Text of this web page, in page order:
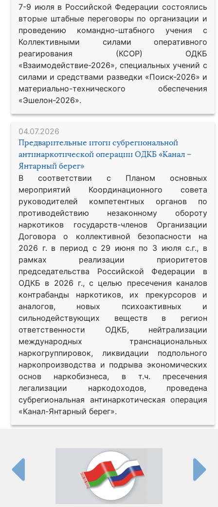
7-9 июля в Российской Федерации состоялись
вторые штабные переговоры по организации и
проведению командно-штабного учения с
Коллективными силами оперативного
реагирования (КСОР) ОДКБ
«Взаимодействие-2026», специальных учений с
силами и средствами разведки «Поиск-2026» и
материально-технического обеспечения
«Эшелон-2026».
04.07.2026
Предварительные итоги субрегиональной
антинаркотической операции ОДКБ «Канал –
Янтарный берег»
В соответствии с Планом основных
мероприятий Координационного совета
руководителей компетентных органов по
противодействию незаконному обороту
наркотиков государств-членов Организации
Договора о коллективной безопасности на
2026 г. в период с 29 июня по 3 июля с.г., в
рамках реализации приоритетов
председательства Российской Федерации в
ОДКБ в 2026 г., с целью пресечения каналов
контрабанды наркотиков, их прекурсоров и
аналогов, новых психоактивных и
сильнодействующих веществ в регион
ответственности ОДКБ, нейтрализации
международных транснациональных
наркогруппировок, ликвидации подпольного
наркопроизводства и подрыва экономических
основ наркобизнеса, в т.ч. пресечения
легализации наркодоходов, проведена
субрегиональная антинаркотическая операция
«Канал-Янтарный берег».